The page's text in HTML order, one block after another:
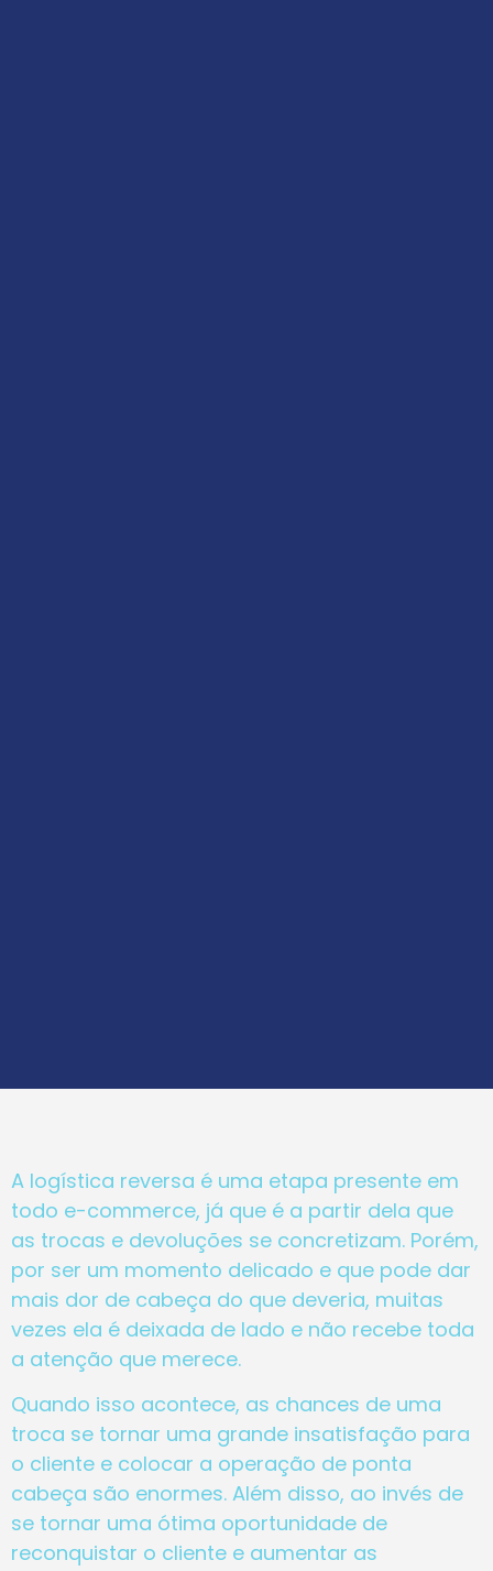
A logística reversa é uma etapa presente em
todo e-commerce, já que é a partir dela que
as trocas e devoluções se concretizam. Porém,
por ser um momento delicado e que pode dar
mais dor de cabeça do que deveria, muitas
vezes ela é deixada de lado e não recebe toda
a atenção que merece.
Quando isso acontece, as chances de uma
troca se tornar uma grande insatisfação para
o cliente e colocar a operação de ponta
cabeça são enormes. Além disso, ao invés de
se tornar uma ótima oportunidade de
reconquistar o cliente e aumentar as